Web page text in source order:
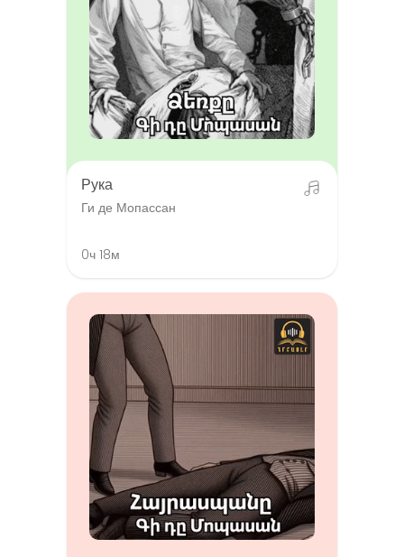
Рука
Ги де Мопассан
0ч 18м